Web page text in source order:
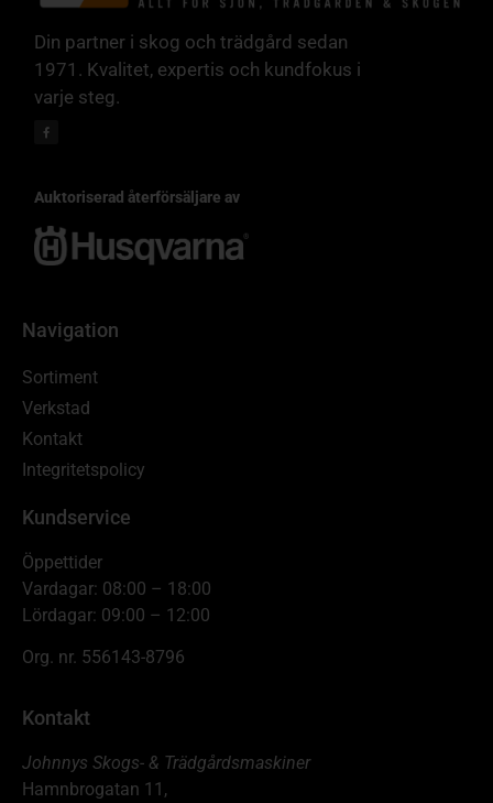
Din partner i skog och trädgård sedan
1971. Kvalitet, expertis och kundfokus i
varje steg.
Auktoriserad återförsäljare av
Navigation
Sortiment
Verkstad
Kontakt
Integritetspolicy
Kundservice
Öppettider
Vardagar: 08:00 – 18:00
Lördagar: 09:00 – 12:00
Org. nr. 556143-8796
Kontakt
Johnnys Skogs- & Trädgårdsmaskiner
Hamnbrogatan 11,